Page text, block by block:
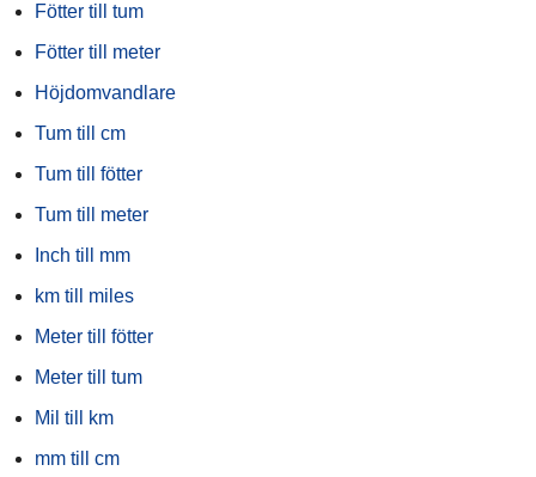
Fötter till tum
Fötter till meter
Höjdomvandlare
Tum till cm
Tum till fötter
Tum till meter
Inch till mm
km till miles
Meter till fötter
Meter till tum
Mil till km
mm till cm